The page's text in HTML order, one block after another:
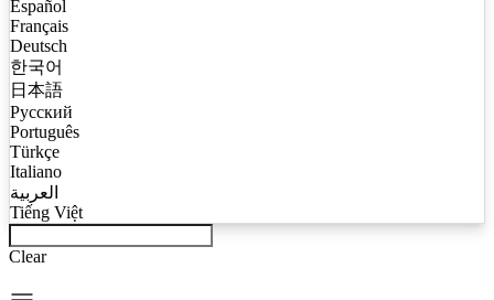
Español
Français
Deutsch
한국어
日本語
Русский
Português
Türkçe
Italiano
العربية
Tiếng Việt
Clear